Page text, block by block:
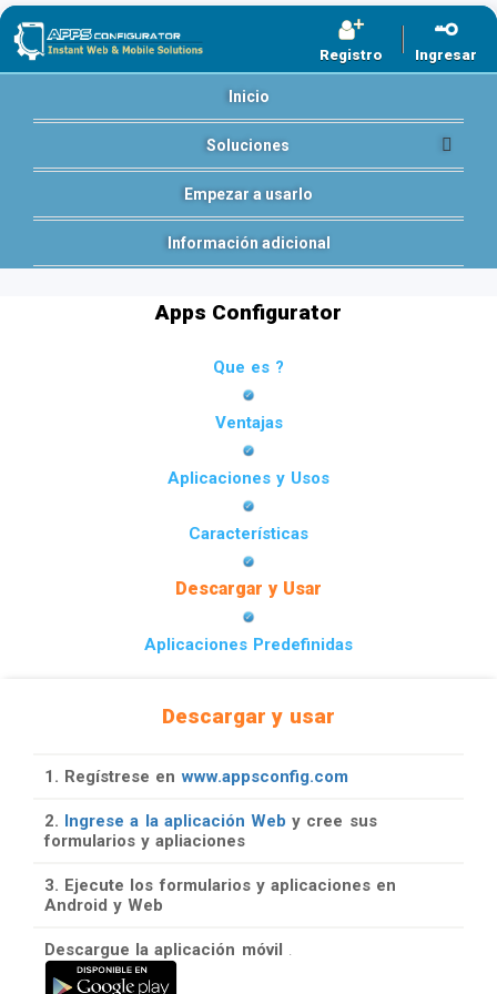
Registro Ingresar
Inicio
Soluciones
Empezar a usarlo
Información adicional
Apps Configurator
Que es ?
Ventajas
Aplicaciones y Usos
Características
Descargar y Usar
Aplicaciones Predefinidas
Descargar y usar
1. Regístrese enwww.appsconfig.com
2. Ingrese a la aplicación Weby cree sus
formularios y apliaciones
3. Ejecute los formularios y aplicaciones en
Android y Web
Descargue la aplicación móvil .